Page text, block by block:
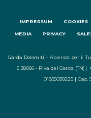
IMPRESSUM COOKIES
MEDIA PRIVACY
Garda Dolomiti – Azienda per il
5 38066 - Riva del Garda (TN)
01855030225 | Cap.